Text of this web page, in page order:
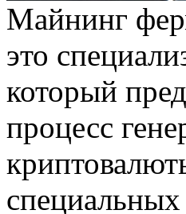
Мaйнинг
это
который
процесс